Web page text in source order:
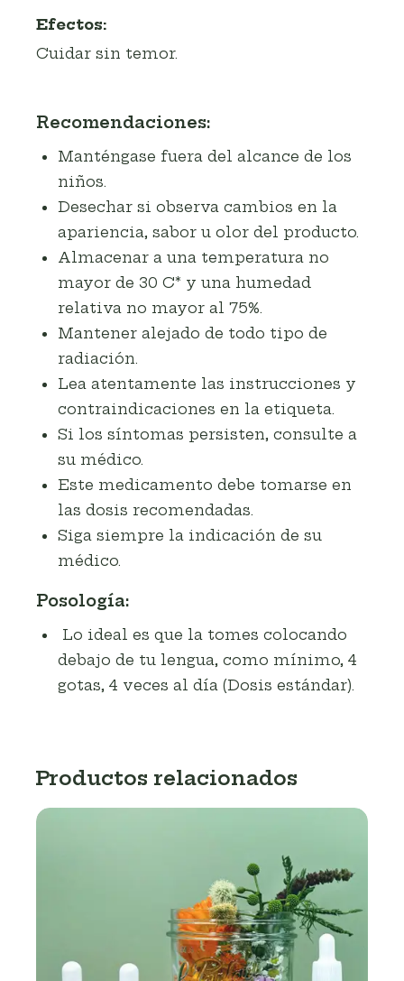
Efectos:
Cuidar sin temor.
Recomendaciones:
Manténgase fuera del alcance de los
niños.
Desechar si observa cambios en la
apariencia, sabor u olor del producto.
Almacenar a una temperatura no
mayor de 30 C* y una humedad
relativa no mayor al 75%.
Mantener alejado de todo tipo de
radiación.
Lea atentamente las instrucciones y
contraindicaciones en la etiqueta.
Si los síntomas persisten, consulte a
su médico.
Este medicamento debe tomarse en
las dosis recomendadas.
Siga siempre la indicación de su
médico.
Posología:
Lo ideal es que la tomes colocando
debajo de tu lengua, como mínimo, 4
gotas, 4 veces al día (Dosis estándar).
Productos relacionados